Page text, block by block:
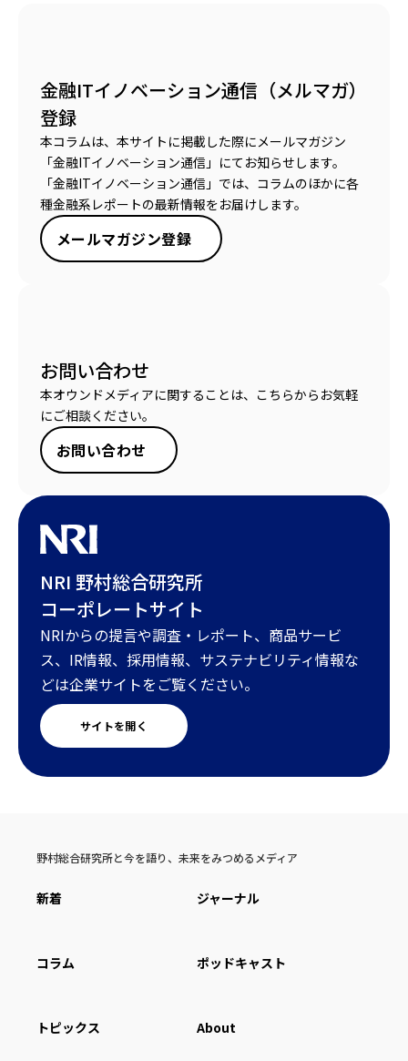
金融ITイノベーション通信（メルマガ）
登録
本コラムは、本サイトに掲載した際にメールマガジン
「金融ITイノベーション通信」にてお知らせします。
「金融ITイノベーション通信」では、コラムのほかに各
種金融系レポートの最新情報をお届けします。
メールマガジン登録
お問い合わせ
本オウンドメディアに関することは、こちらからお気軽
にご相談ください。
お問い合わせ
NRI 野村総合研究所
コーポレートサイト
NRIからの提言や調査・レポート、商品サービ
ス、IR情報、採用情報、サステナビリティ情報な
どは企業サイトをご覧ください。
サイトを開く
野村総合研究所と今を語り、未来をみつめるメディア
新着 ジャーナル
コラム ポッドキャスト
トピックス About